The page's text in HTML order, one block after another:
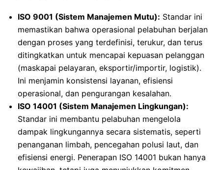
ISO 9001 (Sistem Manajemen Mutu): Standar ini
memastikan bahwa operasional pelabuhan berjalan
dengan proses yang terdefinisi, terukur, dan terus
ditingkatkan untuk mencapai kepuasan pelanggan
(maskapai pelayaran, eksportir/importir, logistik).
Ini menjamin konsistensi layanan, efisiensi
operasional, dan pengurangan kesalahan.
ISO 14001 (Sistem Manajemen Lingkungan):
Standar ini membantu pelabuhan mengelola
dampak lingkungannya secara sistematis, seperti
penanganan limbah, pencegahan polusi laut, dan
efisiensi energi. Penerapan ISO 14001 bukan hanya